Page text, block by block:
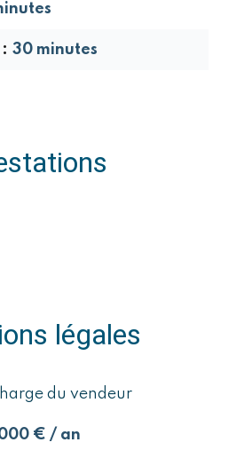
30 minutes
légales
du vendeur
€ / an